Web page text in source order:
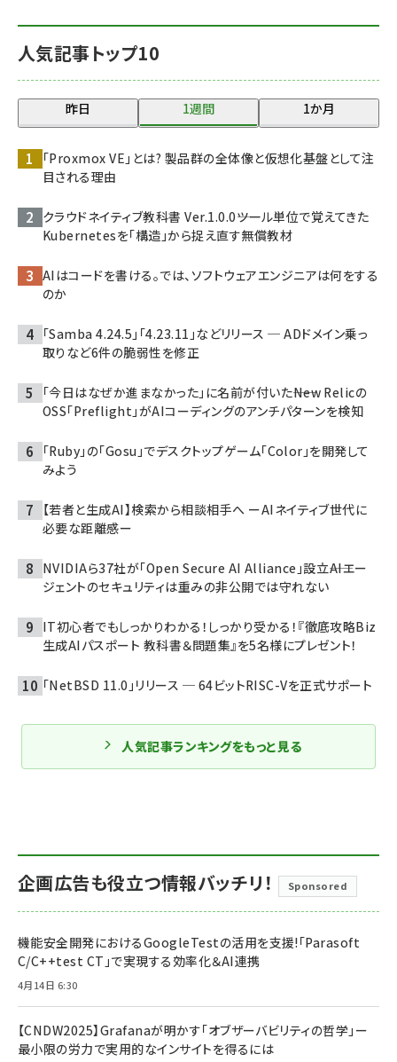
人気記事トップ10
昨日 1週間 1か月
「Proxmox VE」とは? 製品群の全体像と仮想化基盤として注
目される理由
クラウドネイティブ教科書 Ver.1.0.0――ツール単位で覚えてきた
Kubernetesを「構造」から捉え直す無償教材
AIはコードを書ける。では、ソフトウェアエンジニアは何をする
のか
「Samba 4.24.5」「4.23.11」などリリース ─ ADドメイン乗っ
取りなど6件の脆弱性を修正
「今日はなぜか進まなかった」に名前が付いた――New Relicの
OSS「Preflight」がAIコーディングのアンチパターンを検知
「Ruby」の「Gosu」でデスクトップゲーム「Color」を開発して
みよう
【若者と生成AI】検索から相談相手へ ーAIネイティブ世代に
必要な距離感ー
NVIDIAら37社が「Open Secure AI Alliance」設立――AIエー
ジェントのセキュリティは重みの非公開では守れない
IT初心者でもしっかりわかる！しっかり受かる！『徹底攻略Biz
生成AIパスポート 教科書＆問題集』を5名様にプレゼント！
「NetBSD 11.0」リリース ─ 64ビットRISC-Vを正式サポート
人気記事ランキングをもっと見る
企画広告も役立つ情報バッチリ！ Sponsored
機能安全開発におけるGoogleTestの活用を支援!「Parasoft
C/C++test CT」で実現する効率化＆AI連携
4月14日 6:30
【CNDW2025】Grafanaが明かす「オブザーバビリティの哲学」ー
最小限の労力で実用的なインサイトを得るには